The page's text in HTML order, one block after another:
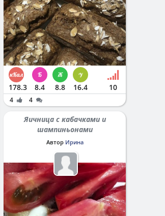
178.3 8.4 8.8 16.4 10
4 4
Яичница с кабачками и
шампиньонами
Автор Ирина